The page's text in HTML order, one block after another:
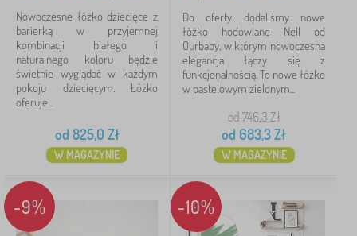
Nowoczesne łóżko dziecięce z
barierką w przyjemnej
kombinacji białego i
naturalnego koloru będzie
świetnie wyglądać w każdym
pokoju dziecięcym. Łóżko
oferuje...
od 825,0 Zł
W MAGAZYNIE
Do oferty dodaliśmy nowe
łóżko hodowlane Nell od
Ourbaby, w którym nowoczesna
elegancja łączy się z
funkcjonalnością. To nowe łóżko
w pastelowym zielonym...
od 746,3Zł
od 683,3Zł
W MAGAZYNIE
-9% -10%